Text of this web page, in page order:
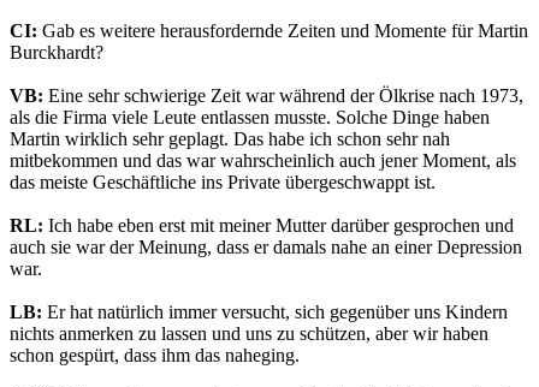
CI: Gab es weitere herausfordernde Zeiten und Momente für Martin
Burckhardt?
VB: Eine sehr schwierige Zeit war während der Ölkrise nach 1973,
als die Firma viele Leute entlassen musste. Solche Dinge haben
Martin wirklich sehr geplagt. Das habe ich schon sehr nah
mitbekommen und das war wahrscheinlich auch jener Moment, als
das meiste Geschäftliche ins Private übergeschwappt ist.
RL: Ich habe eben erst mit meiner Mutter darüber gesprochen und
auch sie war der Meinung, dass er damals nahe an einer Depression
war.
LB: Er hat natürlich immer versucht, sich gegenüber uns Kindern
nichts anmerken zu lassen und uns zu schützen, aber wir haben
schon gespürt, dass ihm das naheging.